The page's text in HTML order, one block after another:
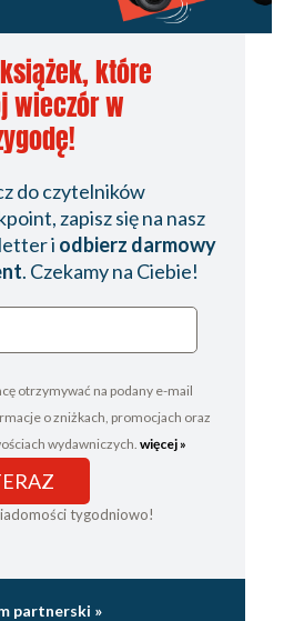
które
wieczór w
do czytelników
zapisz się na nasz
i odbierz darmowy
. Czekamy na Ciebie!
otrzymywać na podany e-mail
o zniżkach, promocjach oraz
wydawniczych. więcej »
tygodniowo!
partnerski »